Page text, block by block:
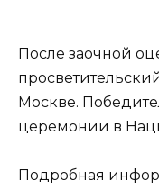
После заочной
Москве.
церемонии в
Подробная